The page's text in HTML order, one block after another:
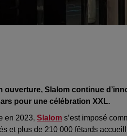
ouverture, Slalom continue
pour une célébration XXL.
en 2023, Slalom s’est imposé
et plus de 210 000 fêtards